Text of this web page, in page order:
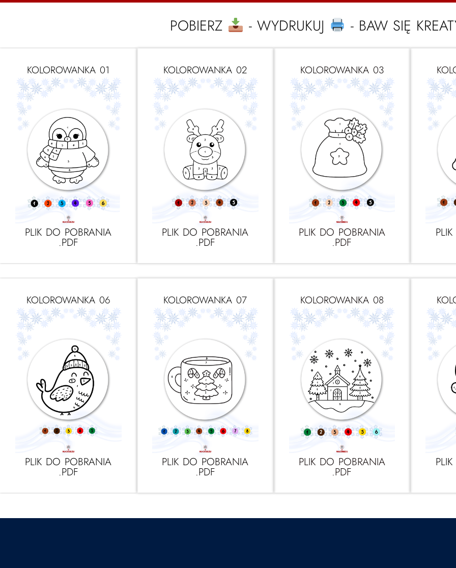
POBIERZ - WYDRUKUJ - BAW SIĘ
KOLOROWANKA 01
PLIK DO POBRANIA
.PDF
KOLOROWANKA 02
PLIK DO POBRANIA
.PDF
KOLOROWANKA 03
PLIK DO POBRANIA
.PDF
KOLOROWANKA 06
PLIK DO POBRANIA
.PDF
KOLOROWANKA 07
PLIK DO POBRANIA
.PDF
KOLOROWANKA 08
PLIK DO POBRANIA
.PDF